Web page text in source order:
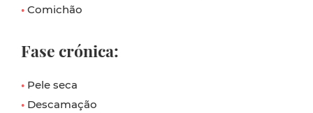
• Comichão
Fase crónica:
• Pele seca
• Descamação